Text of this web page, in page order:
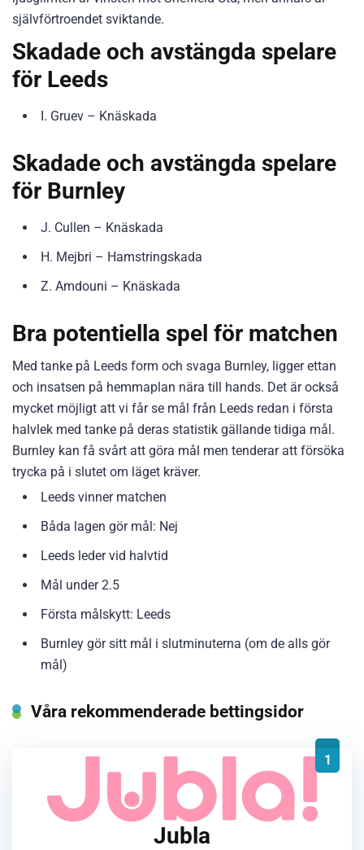
självförtroendet sviktande.
Skadade och avstängda spelare
för Leeds
I. Gruev – Knäskada
Skadade och avstängda spelare
för Burnley
J. Cullen – Knäskada
H. Mejbri – Hamstringskada
Z. Amdouni – Knäskada
Bra potentiella spel för matchen
Med tanke på Leeds form och svaga Burnley, ligger ettan
och insatsen på hemmaplan nära till hands. Det är också
mycket möjligt att vi får se mål från Leeds redan i första
halvlek med tanke på deras statistik gällande tidiga mål.
Burnley kan få svårt att göra mål men tenderar att försöka
trycka på i slutet om läget kräver.
Leeds vinner matchen
Båda lagen gör mål: Nej
Leeds leder vid halvtid
Mål under 2.5
Första målskytt: Leeds
Burnley gör sitt mål i slutminuterna (om de alls gör
mål)
Våra rekommenderade bettingsidor
1
Jubla